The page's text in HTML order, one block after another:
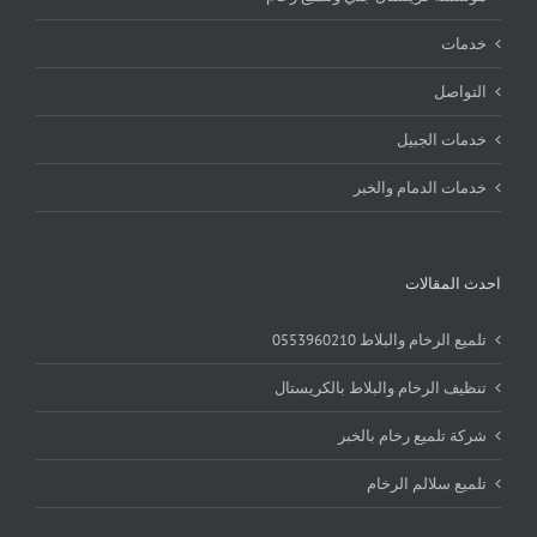
خدمات
التواصل
خدمات الجبيل
خدمات الدمام والخبر
احدث المقالات
تلميع الرخام والبلاط 0553960210
تنظيف الرخام والبلاط بالكريستال
شركة تلميع رخام بالخبر
تلميع سلالم الرخام